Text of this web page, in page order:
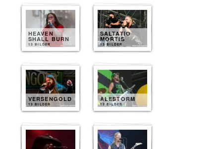
HEAVEN
SHALL BURN
13 BILDER
SALTATIO
MORTIS
13 BILDER
VERSENGOLD
13 BILDER
ALESTORM
13 BILDER